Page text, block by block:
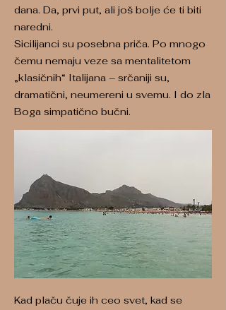
dana. Da, prvi put, ali još bolje će ti biti
naredni.
Sicilijanci su posebna priča. Po mnogo
čemu nemaju veze sa mentalitetom
„klasičnih“ Italijana – srčaniji su,
dramatični, neumereni u svemu. I do zla
Boga simpatično bučni.
Kad plaču čuje ih ceo svet, kad se